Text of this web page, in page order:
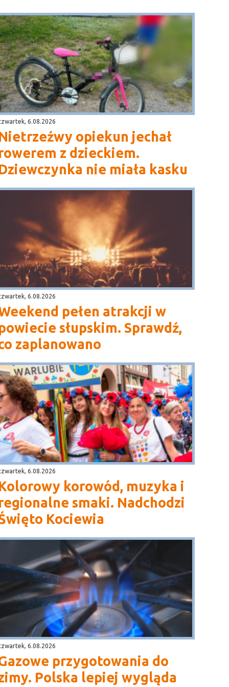
6.08.2026
opiekun jechał
z dzieckiem.
nie miała kasku
6.08.2026
pełen atrakcji w
słupskim. Sprawdź,
zaplanowano
6.08.2026
korowód, muzyka i
smaki. Nadchodzi
Kociewia
6.08.2026
przygotowania do
Polska lepiej wygląda